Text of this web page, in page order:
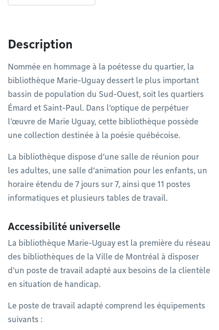
Description
Nommée en hommage à la poétesse du quartier, la
bibliothèque Marie-Uguay dessert le plus important
bassin de population du Sud-Ouest, soit les quartiers
Émard et Saint-Paul. Dans l’optique de perpétuer
l’œuvre de Marie Uguay, cette bibliothèque possède
une collection destinée à la poésie québécoise.
La bibliothèque dispose d’une salle de réunion pour
les adultes, une salle d’animation pour les enfants, un
horaire étendu de 7 jours sur 7, ainsi que 11 postes
informatiques et plusieurs tables de travail.
Accessibilité universelle
La bibliothèque Marie-Uguay est la première du réseau
des bibliothèques de la Ville de Montréal à disposer
d'un poste de travail adapté aux besoins de la clientèle
en situation de handicap.
Le poste de travail adapté comprend les équipements
suivants :